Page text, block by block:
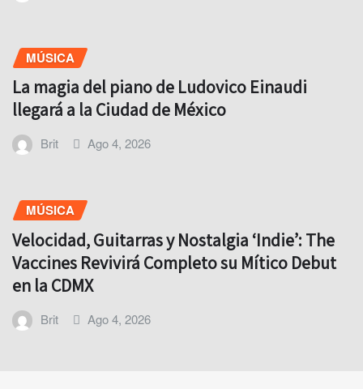
MÚSICA
La magia del piano de Ludovico Einaudi
llegará a la Ciudad de México
Brit Ago 4, 2026
MÚSICA
Velocidad, Guitarras y Nostalgia ‘Indie’: The
Vaccines Revivirá Completo su Mítico Debut
en la CDMX
Brit Ago 4, 2026